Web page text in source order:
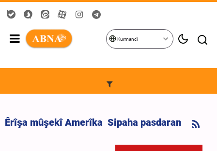
Kurmancî
Êrîşa mûşekî Amerîka Sipaha pasdaran